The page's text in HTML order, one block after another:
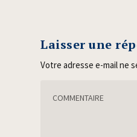
Laisser une
Votre adresse e-mail ne